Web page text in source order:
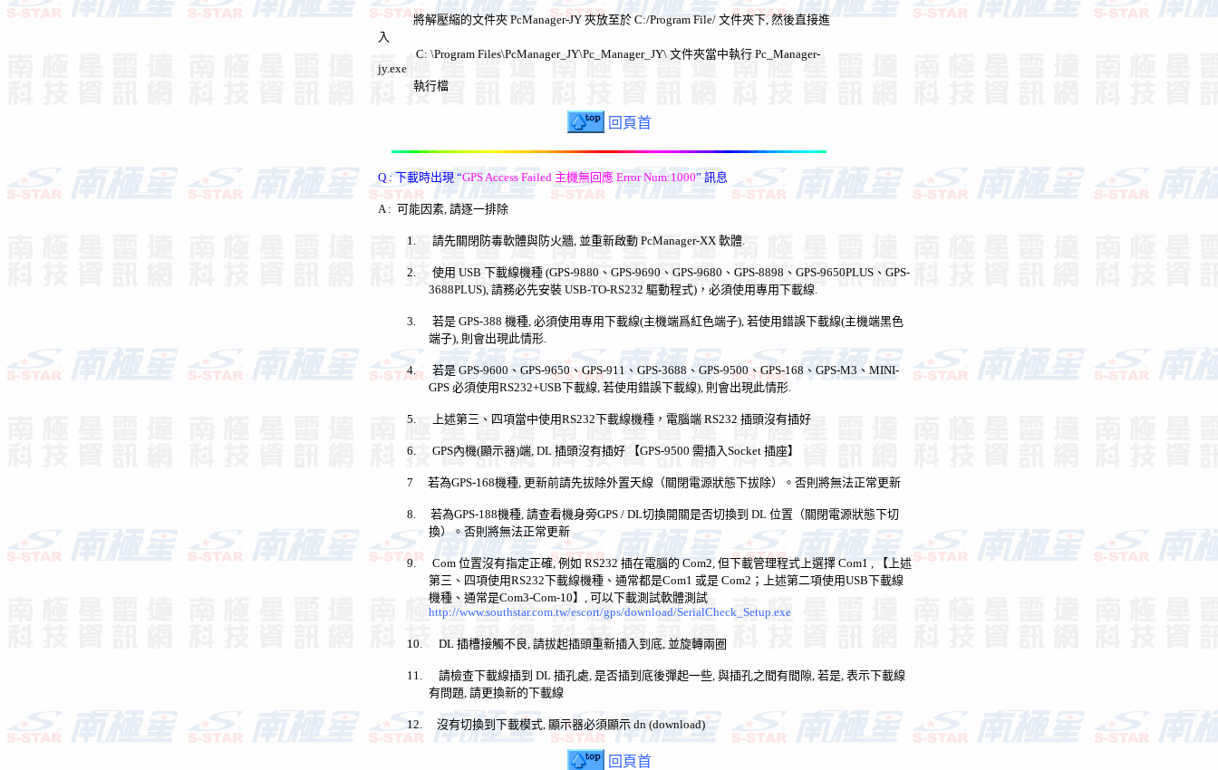
將解壓縮的文件夾 PcManager-JY 夾放至於 C:/Program File/ 文件夾下, 然後直接進
入
C: \Program Files\PcManager_JY\Pc_Manager_JY\ 文件夾當中執行 Pc_Manager-
jy.exe
執行檔
回頁首
Q :下載時出現“GPS Access Failed 主機無回應 Error Num:1000”訊息
A : 可能因素, 請逐一排除
1. 請先關閉防毒軟體與防火牆, 並重新啟動 PcManager-XX 軟體.
2. 使用 USB 下載線機種 (GPS-9880 、 GPS-9690 、 GPS-9680 、 GPS-8898 、 GPS-9650PLUS 、 GPS-
3688PLUS), 請務必先安裝 USB-TO-RS232 驅動程式) ，必須使用專用下載線.
3. 若是 GPS-388 機種, 必須使用專用下載線(主機端爲紅色端子), 若使用錯誤下載線(主機端黑色
端子), 則會出現此情形.
4. 若是GPS-9600、GPS-9650、GPS-911 、 GPS-3688 、GPS-9500、GPS-168、 GPS-M3 、 MINI-
GPS 必須使用RS232+USB下載線, 若使用錯誤下載線), 則會出現此情形.
5. 上述第三、四項當中使用RS232下載線機種，電腦端 RS232 插頭沒有插好
6. GPS內機(顯示器)端, DL 插頭沒有插好 【GPS-9500 需插入Socket 插座】
7 若為GPS-168機種, 更新前請先拔除外置天線（關閉電源狀態下拔除）。否則將無法正常更新
8. 若為GPS-188機種, 請查看機身旁GPS / DL切換開關是否切換到 DL 位置（關閉電源狀態下切
換）。否則將無法正常更新
9. Com 位置沒有指定正確,例如 RS232插在電腦的Com2, 但下載管理程式上選擇Com1 ,【上述
第三、四項使用RS232下載線機種、通常都是Com1 或是 Com2 ；上述第二項使用USB下載線
機種、通常是Com3-Com-10】, 可以下載測試軟體測試
http://www.southstar.com.tw/escort/gps/download/SerialCheck_Setup.exe
10. DL 插槽接觸不良, 請拔起插頭重新插入到底, 並旋轉兩圈
11. 請檢查下載線插到 DL 插孔處, 是否插到底後彈起一些, 與插孔之間有間隙, 若是, 表示下載線
有問題, 請更換新的下載線
12. 沒有切換到下載模式, 顯示器必須顯示dn (download)
回頁首